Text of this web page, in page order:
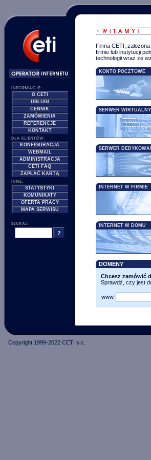
O CETI
USŁUGI
CENNIK
ZAMÓWIENIA
REFERENCJE
KONTAKT
KONFIGURACJA
WEBMAIL
ADMINISTRACJA
CETI FAQ
ZAPŁAĆ KARTĄ
STATYSTYKI
KOMUNIKATY
OFERTA PRACY
MAPA SERWISU
Firma CETI,
firmie lub instytucji
technologii wraz ze
KONTO POCZTOWE
SERWER WIRTUALNY
SERWER
INTERNET W FIRMIE
INTERNET W DOMU
DOMENY
Chcesz zamówić
Sprawdź, czy jest
www.
Copyright 1999-2022 CETI s.c.